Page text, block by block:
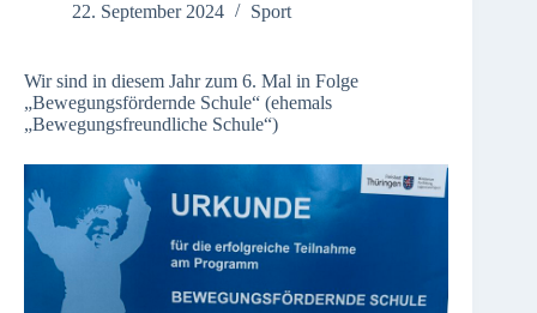
22. September 2024
Sport
Wir sind in diesem Jahr zum 6. Mal in Folge
„Bewegungsfördernde Schule“ (ehemals
„Bewegungsfreundliche Schule“)